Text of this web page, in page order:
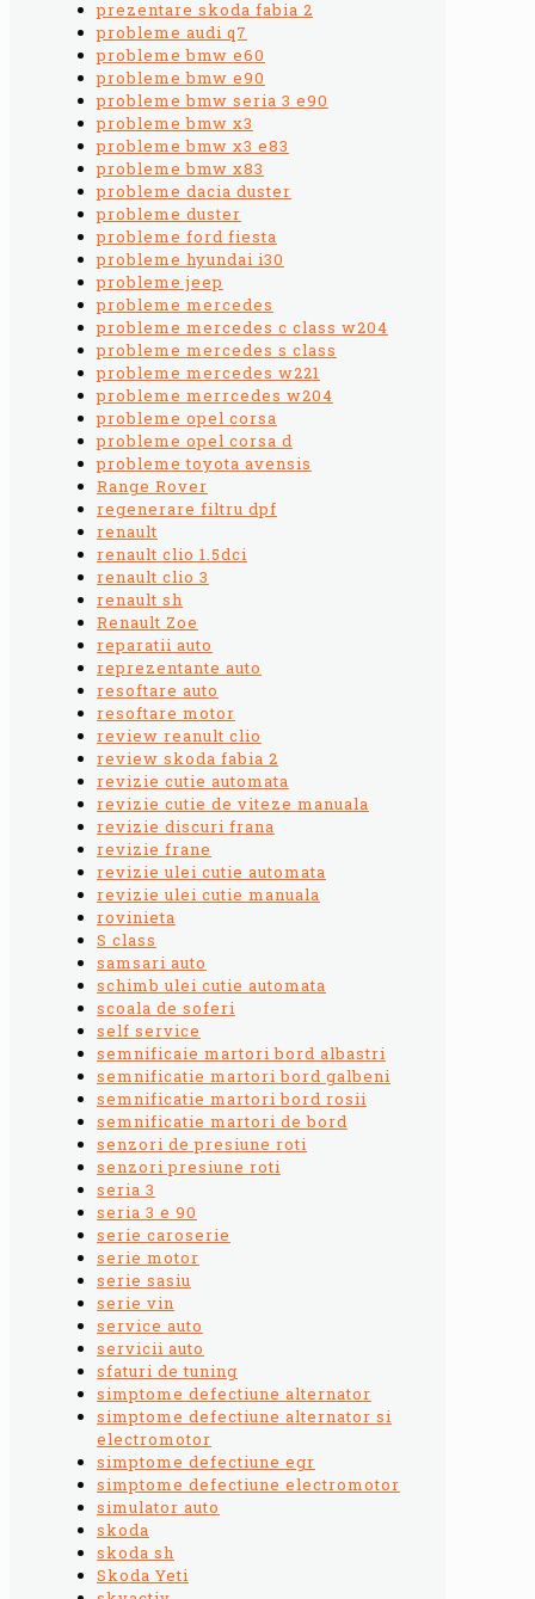
prezentare skoda fabia 2
probleme audi q7
probleme bmw e60
probleme bmw e90
probleme bmw seria 3 e90
probleme bmw x3
probleme bmw x3 e83
probleme bmw x83
probleme dacia duster
probleme duster
probleme ford fiesta
probleme hyundai i30
probleme jeep
probleme mercedes
probleme mercedes c class w204
probleme mercedes s class
probleme mercedes w221
probleme merrcedes w204
probleme opel corsa
probleme opel corsa d
probleme toyota avensis
Range Rover
regenerare filtru dpf
renault
renault clio 1.5dci
renault clio 3
renault sh
Renault Zoe
reparatii auto
reprezentante auto
resoftare auto
resoftare motor
review reanult clio
review skoda fabia 2
revizie cutie automata
revizie cutie de viteze manuala
revizie discuri frana
revizie frane
revizie ulei cutie automata
revizie ulei cutie manuala
rovinieta
S class
samsari auto
schimb ulei cutie automata
scoala de soferi
self service
semnificaie martori bord albastri
semnificatie martori bord galbeni
semnificatie martori bord rosii
semnificatie martori de bord
senzori de presiune roti
senzori presiune roti
seria 3
seria 3 e 90
serie caroserie
serie motor
serie sasiu
serie vin
service auto
servicii auto
sfaturi de tuning
simptome defectiune alternator
simptome defectiune alternator si
electromotor
simptome defectiune egr
simptome defectiune electromotor
simulator auto
skoda
skoda sh
Skoda Yeti